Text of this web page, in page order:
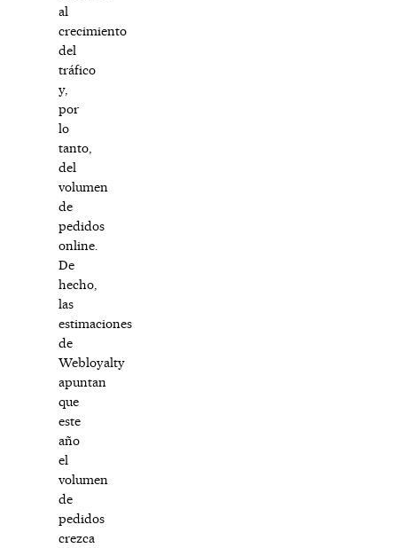
al
crecimiento
del
tráfico
y,
por
lo
tanto,
del
volumen
de
pedidos
online.
De
hecho,
las
estimaciones
de
Webloyalty
apuntan
que
este
año
el
volumen
de
pedidos
crezca